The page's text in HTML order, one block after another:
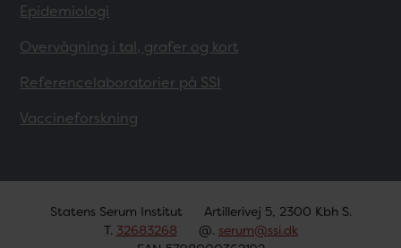
Epidemiologi
Overvågning i tal, grafer og kort
Referencelaboratorier på SSI
Vaccineforskning
Statens Serum Institut
Artillerivej 5, 2300 Kbh S.
T. 32683268 @. serum@ssi.dk